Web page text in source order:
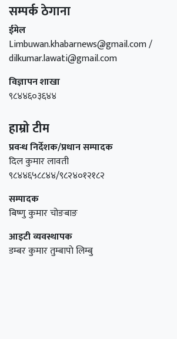
सम्पर्क ठेगाना
ईमेल
Limbuwan.khabarnews@gmail.com /
dilkumar.lawati@gmail.com
विज्ञापन शाखा
९८४४६०३६४४
हाम्रो टीम
प्रवन्ध निर्देशक/प्रधान सम्पादक
दिल कुमार लावती
९८४४६५८८४४/९८२४०१२१८२
सम्पादक
बिष्णु कुमार चोङबाङ
आइटी व्यवस्थापक
डम्बर कुमार तुम्बापाे लिम्बु